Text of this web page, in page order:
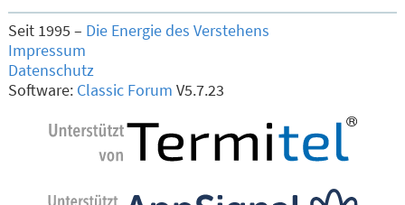
Seit 1995 – Die Energie des Verstehens
Impressum
Datenschutz
Software: Classic Forum V5.7.23